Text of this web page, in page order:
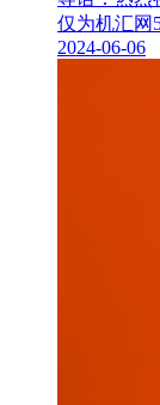
仅为机汇网
2024-06-06